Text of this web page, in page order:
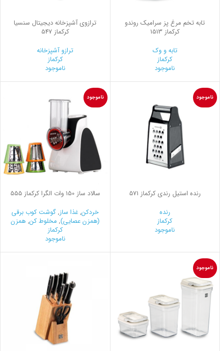
تابه تخم مرغ پز سرامیک روندو
کرکماز 1513
تابه و وک
کرکماز
ناموجود
ترازوی آشپزخانه دیجیتال سنسیا
کرکماز 547
ترازو آشپزخانه
کرکماز
ناموجود
ناموجود
رنده استیل رندي کرکماز 571
رنده
کرکماز
ناموجود
ناموجود
سالاد ساز 150 وات الگرا کرکماز 555
خردکن,غذا ساز,گوشت کوب برقی
(همزن عصایی), مخلوط کن, همزن
کرکماز
ناموجود
ناموجود